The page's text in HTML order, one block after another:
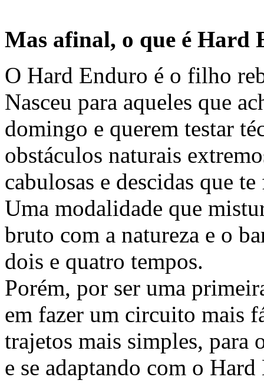
Mas afinal, o que é Hard
O Hard Enduro é o filho
Nasceu para aqueles que
domingo e querem testar
obstáculos naturais
cabulosas e descidas que
Uma modalidade que
bruto com a natureza e o
dois e quatro tempos.
Porém, por ser uma
em fazer um circuito mais
trajetos mais simples, para
e se adaptando com o